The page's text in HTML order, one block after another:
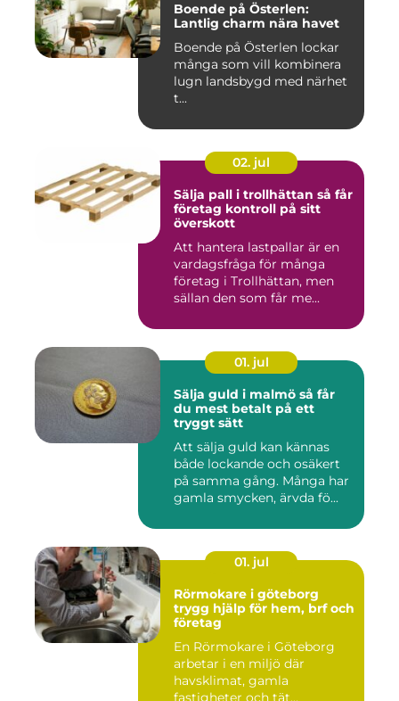
Boende på Österlen:
Lantlig charm nära havet
Boende på Österlen lockar
många som vill kombinera
lugn landsbygd med närhet
t...
02. jul
Sälja pall i trollhättan så får
företag kontroll på sitt
överskott
Att hantera lastpallar är en
vardagsfråga för många
företag i Trollhättan, men
sällan den som får me...
01. jul
Sälja guld i malmö så får
du mest betalt på ett
tryggt sätt
Att sälja guld kan kännas
både lockande och osäkert
på samma gång. Många har
gamla smycken, ärvda fö...
01. jul
Rörmokare i göteborg
trygg hjälp för hem, brf och
företag
En Rörmokare i Göteborg
arbetar i en miljö där
havsklimat, gamla
fastigheter och tät